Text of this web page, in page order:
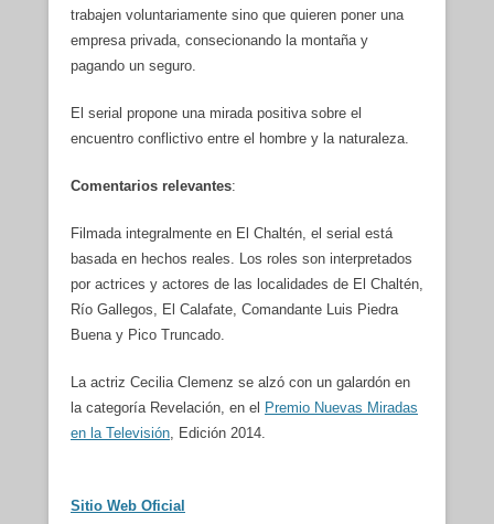
trabajen voluntariamente sino que quieren poner una
empresa privada, consecionando la montaña y
pagando un seguro.
El serial propone una mirada positiva sobre el
encuentro conflictivo entre el hombre y la naturaleza.
Comentarios relevantes:
Filmada integralmente en El Chaltén, el serial está
basada en hechos reales. Los roles son interpretados
por actrices y actores de las localidades de El Chaltén,
Río Gallegos, El Calafate, Comandante Luis Piedra
Buena y Pico Truncado.
La actriz Cecilia Clemenz se alzó con un galardón en
la categoría Revelación, en el Premio Nuevas Miradas
en la Televisión , Edición 2014.
Sitio Web Oficial